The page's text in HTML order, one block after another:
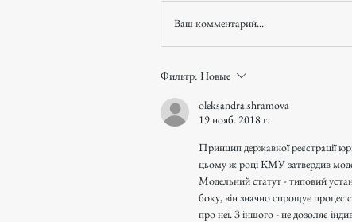
Ваш комментарий...
Фильтр: Новые
oleksandra.shramova
19 нояб. 2018 г.
Принцип державної реєстрації
цьому ж році КМУ затвердив
Модельний статут - типовий
боку, він значно спрощує процес
про неї. З іншого - не дозоляє